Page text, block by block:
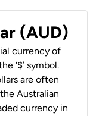
(AUD)
currency of
‘$’ symbol.
are often
the Australian
currency in